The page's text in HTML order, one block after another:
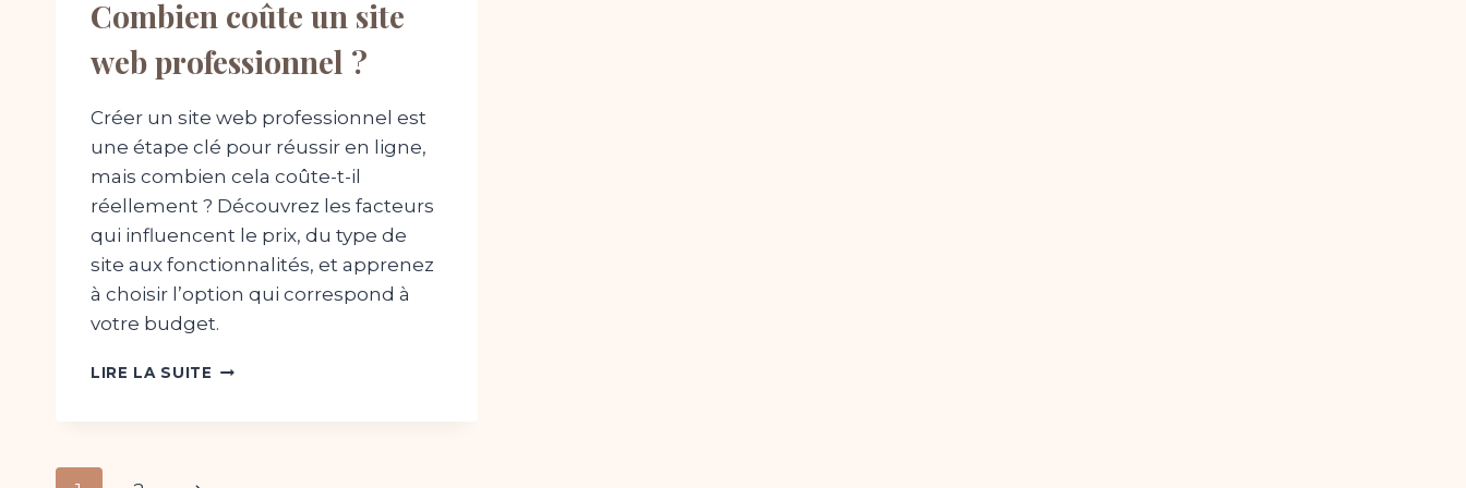
Combien coûte un site
web professionnel ?
Créer un site web professionnel est
une étape clé pour réussir en ligne,
mais combien cela coûte-t-il
réellement ? Découvrez les facteurs
qui influencent le prix, du type de
site aux fonctionnalités, et apprenez
à choisir l’option qui correspond à
votre budget.
LIRE LA SUITE COMBIEN